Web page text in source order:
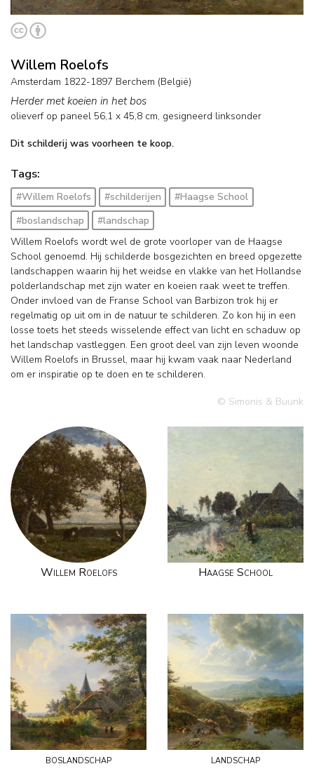
Willem Roelofs
Amsterdam 1822-1897 Berchem (België)
Herder met koeien in het bos
olieverf op paneel 56,1 x 45,8 cm, gesigneerd linksonder
Dit schilderij was voorheen te koop.
Tags:
#Willem Roelofs #schilderijen
#Haagse School
#boslandschap
#landschap
Willem Roelofs wordt wel de grote voorloper van de Haagse
School genoemd. Hij schilderde bosgezichten en breed opgezette
landschappen waarin hij het weidse en vlakke van het Hollandse
polderlandschap met zijn water en koeien raak weet te treffen.
Onder invloed van de Franse School van Barbizon trok hij er
regelmatig op uit om in de natuur te schilderen. Zo kon hij in een
losse toets het steeds wisselende effect van licht en schaduw op
het landschap vastleggen. Een groot deel van zijn leven woonde
Willem Roelofs in Brussel, maar hij kwam vaak naar Nederland
om er inspiratie op te doen en te schilderen.
© Simonis & Buunk
Willem Roelofs Haagse School
boslandschap landschap